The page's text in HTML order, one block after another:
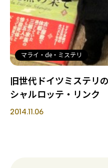
マライ・de・ミステリ
旧世代ドイツミステリ
シャルロッテ・リンク
2014.11.06